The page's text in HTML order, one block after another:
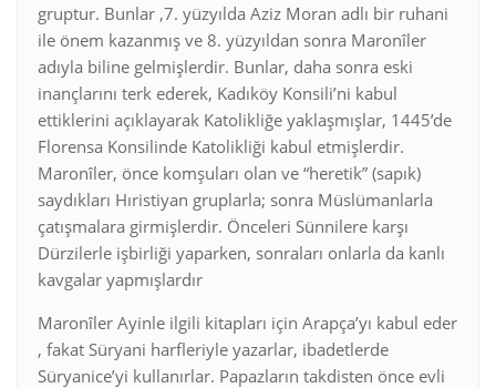
gruptur. Bunlar ,7. yüzyılda Aziz Moran adlı bir ruhani
ile önem kazanmış ve 8. yüzyıldan sonra Maronîler
adıyla biline gelmişlerdir. Bunlar, daha sonra eski
inançlarını terk ederek, Kadıköy Konsili’ni kabul
ettiklerini açıklayarak Katolikliğe yaklaşmışlar, 1445’de
Florensa Konsilinde Katolikliği kabul etmişlerdir.
Maronîler, önce komşuları olan ve “heretik” (sapık)
saydıkları Hıristiyan gruplarla; sonra Müslümanlarla
çatışmalara girmişlerdir. Önceleri Sünnilere karşı
Dürzilerle işbirliği yaparken, sonraları onlarla da kanlı
kavgalar yapmışlardır
Maronîler Ayinle ilgili kitapları için Arapça’yı kabul eder
, fakat Süryani harfleriyle yazarlar, ibadetlerde
Süryanice’yi kullanırlar. Papazların takdisten önce evli